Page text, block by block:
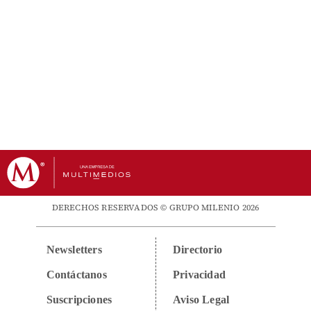
DERECHOS RESERVADOS © GRUPO MILENIO 2026
Newsletters
Contáctanos
Suscripciones
Directorio
Privacidad
Aviso Legal